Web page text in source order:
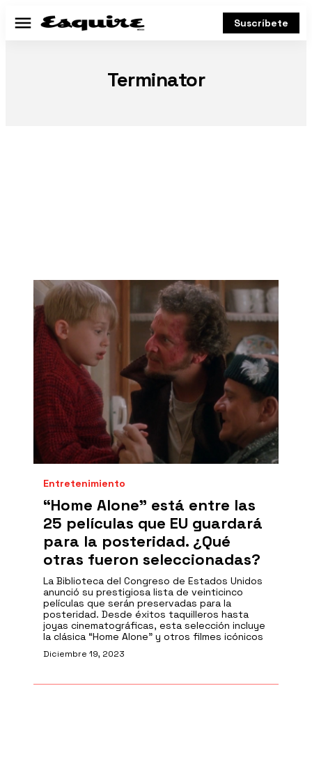
Menú Suscríbete
Terminator
Entretenimiento
“Home Alone” está entre las
25 películas que EU guardará
para la posteridad. ¿Qué
otras fueron seleccionadas?
La Biblioteca del Congreso de Estados Unidos
anunció su prestigiosa lista de veinticinco
películas que serán preservadas para la
posteridad. Desde éxitos taquilleros hasta
joyas cinematográficas, esta selección incluye
la clásica “Home Alone” y otros filmes icónicos
Diciembre 19, 2023